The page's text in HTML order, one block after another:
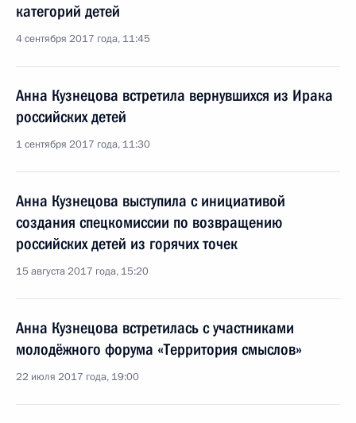
категорий детей
4 сентября 2017 года, 11:45
Анна Кузнецова встретила вернувшихся из Ирака
российских детей
1 сентября 2017 года, 11:30
Анна Кузнецова выступила с инициативой
создания спецкомиссии по возвращению
российских детей из горячих точек
15 августа 2017 года, 15:20
Анна Кузнецова встретилась с участниками
молодёжного форума «Территория смыслов»
22 июля 2017 года, 19:00